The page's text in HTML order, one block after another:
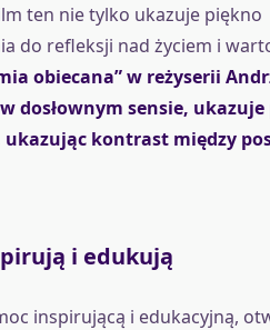
ten nie tylko ukazuje piękno
do refleksji nad życiem i
obiecana” w reżyserii
dosłownym sensie, ukazuje
kontrast między
i edukują
inspirującą i edukacyjną,